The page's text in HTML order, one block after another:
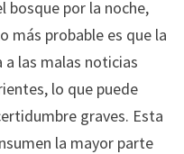
bosque por la noche,
más probable es que la
a las malas noticias
lo que puede
graves. Esta
la mayor parte